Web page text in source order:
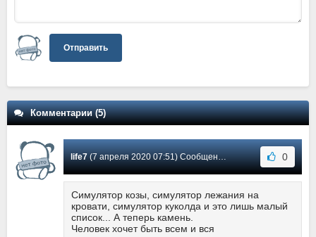
Отправить
Комментарии (5)
life7(7 апреля 2020 07:51) Сообщение #4 0
Симулятор козы, симулятор лежания на
кровати, симулятор куколда и это лишь малый
список... А теперь камень.
Человек хочет быть всем и вся